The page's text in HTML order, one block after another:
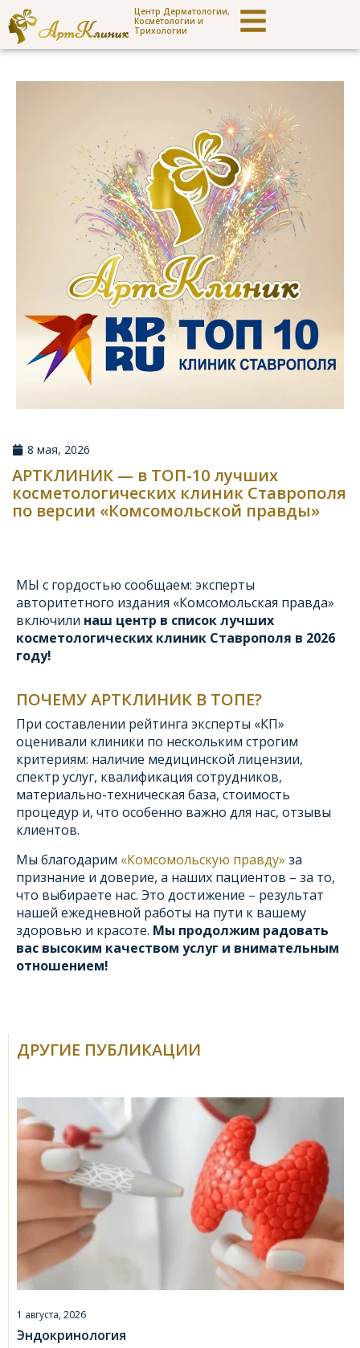
Центр Дерматологии,
Косметологии и
Трихологии
8 мая, 2026
АРТКЛИНИК — в ТОП-10 лучших
косметологических клиник Ставрополя
по версии «Комсомольской правды»
МЫ с гордостью сообщаем: эксперты
авторитетного издания «Комсомольская правда»
включили наш центр в список лучших
косметологических клиник Ставрополя в 2026
году!
ПОЧЕМУ АРТКЛИНИК В ТОПЕ?
При составлении рейтинга эксперты «КП»
оценивали клиники по нескольким строгим
критериям: наличие медицинской лицензии,
спектр услуг, квалификация сотрудников,
материально-техническая база, стоимость
процедур и, что особенно важно для нас, отзывы
клиентов.
Мы благодарим «Комсомольскую правду» за
признание и доверие, а наших пациентов – за то,
что выбираете нас. Это достижение – результат
нашей ежедневной работы на пути к вашему
здоровью и красоте. Мы продолжим радовать
вас высоким качеством услуг и внимательным
отношением!
ДРУГИЕ ПУБЛИКАЦИИ
1 августа, 2026
Эндокринология